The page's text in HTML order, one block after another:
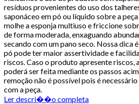
resíduos provenientes do uso dos
saponáceo em pó ou líquido sobre a
molhe a esponja multiuso e friccione
de forma moderada, enxaguando
secando com um pano seco. Nossa dica
pó pode ter maior assertividade e
riscos. Caso o produto apresente riscos,
poderá ser feita mediante os passos
remoção não é possível pois é
com a peça.
Ler descri��o completa